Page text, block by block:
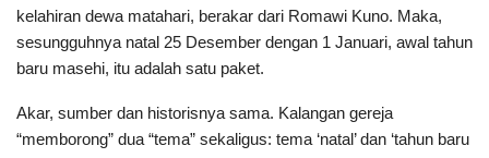
kelahiran dewa matahari, berakar dari Romawi Kuno. Maka,
sesungguhnya natal 25 Desember dengan 1 Januari, awal tahun
baru masehi, itu adalah satu paket.
Akar, sumber dan historisnya sama. Kalangan gereja
“memborong” dua “tema” sekaligus: tema ‘natal’ dan ‘tahun baru